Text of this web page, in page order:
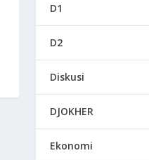
D1
D2
Diskusi
DJOKHER
Ekonomi